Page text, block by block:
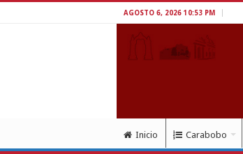
AGOSTO 6, 2026 10:53 PM
Inicio Carabobo